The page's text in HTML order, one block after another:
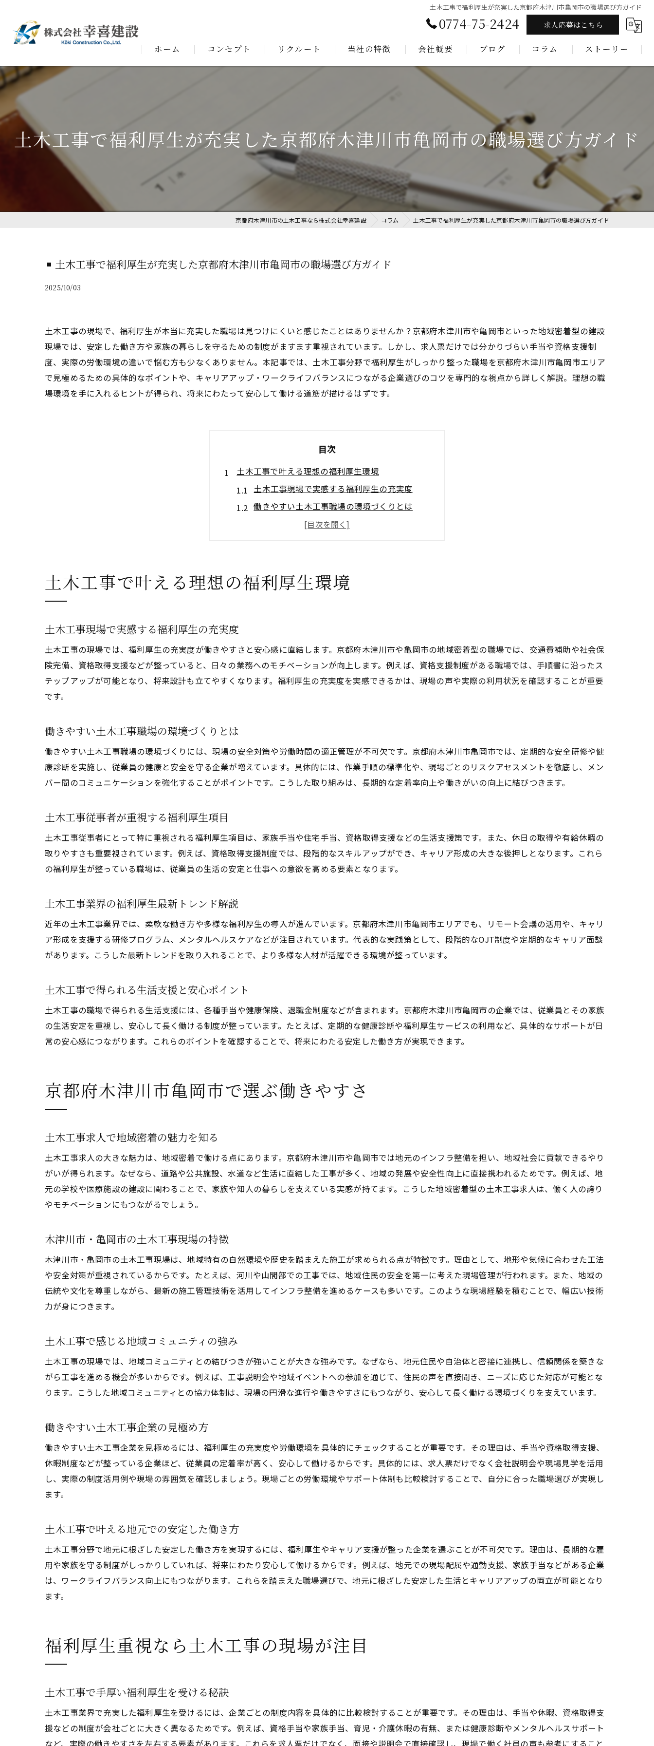
土木工事で福利厚生が充実した京都府木津川市亀岡市の職場選び方ガイド
0774-75-2424 求人応募はこちら
ホーム コンセプト リクルート 当社の特徴
外構工事
会社概要 ブログ コラム ストーリー
土木工事で福利厚生が充実した京都府木津川市亀岡市の職場選び方ガイド
京都府木津川市の土木工事なら株式会社幸喜建設 コラム 土木工事で福利厚生が充実した京都府木津川市亀岡市の職場選び方ガイド
土木工事で福利厚生が充実した京都府木津川市亀岡市の職場選び方ガイド
2025/10/03
土木工事の現場で、福利厚生が本当に充実した職場は見つけにくいと感じたことはありませんか？京都府木津川市や亀岡市といった地域密着型の建設
現場では、安定した働き方や家族の暮らしを守るための制度がますます重視されています。しかし、求人票だけでは分かりづらい手当や資格支援制
度、実際の労働環境の違いで悩む方も少なくありません。本記事では、土木工事分野で福利厚生がしっかり整った職場を京都府木津川市亀岡市エリア
で見極めるための具体的なポイントや、キャリアアップ・ワークライフバランスにつながる企業選びのコツを専門的な視点から詳しく解説。理想の職
場環境を手に入れるヒントが得られ、将来にわたって安心して働ける道筋が描けるはずです。
目次
土木工事で叶える理想の福利厚生環境
土木工事現場で実感する福利厚生の充実度
働きやすい土木工事職場の環境づくりとは
土木工事従事者が重視する福利厚生項目
京都府木津川市亀岡市で選ぶ働きやすさ
土木工事求人で地域密着の魅力を知る
働きやすい土木工事企業の見極め方
土木工事で叶える地元での安定した働き方
福利厚生重視なら土木工事の現場が注目
土木工事求人で見るべき福利厚生の違い
土木工事分野の福利厚生充実企業の特徴
キャリアアップを支える土木工事の魅力
土木工事業界でキャリアアップを目指すコツ
施工管理技士が選ぶ土木工事職場の魅力
土木工事職で評価される経験と資格の活かし方
家族手当や休暇制度が整う土木工事現場
土木工事で支えられる家庭と仕事の両立
福利厚生が家族にも影響する土木工事企業
転勤なしで長く働ける土木工事の探し方
土木工事求人で転勤なしを見極める方法
地域密着型の土木工事職場のメリットとは
転勤なし土木工事職場の人気理由を解説
土木工事で叶える理想の福利厚生環境
土木工事現場で実感する福利厚生の充実度
土木工事の現場では、福利厚生の充実度が働きやすさと安心感に直結します。京都府木津川市や亀岡市の地域密着型の職場では、交通費補助や社会保
険完備、資格取得支援などが整っていると、日々の業務へのモチベーションが向上します。例えば、資格支援制度がある職場では、手順書に沿ったス
テップアップが可能となり、将来設計も立てやすくなります。福利厚生の充実度を実感できるかは、現場の声や実際の利用状況を確認することが重要
です。
働きやすい土木工事職場の環境づくりとは
働きやすい土木工事職場の環境づくりには、現場の安全対策や労働時間の適正管理が不可欠です。京都府木津川市亀岡市では、定期的な安全研修や健
康診断を実施し、従業員の健康と安全を守る企業が増えています。具体的には、作業手順の標準化や、現場ごとのリスクアセスメントを徹底し、メン
バー間のコミュニケーションを強化することがポイントです。こうした取り組みは、長期的な定着率向上や働きがいの向上に結びつきます。
土木工事従事者が重視する福利厚生項目
土木工事従事者にとって特に重視される福利厚生項目は、家族手当や住宅手当、資格取得支援などの生活支援策です。また、休日の取得や有給休暇の
取りやすさも重要視されています。例えば、資格取得支援制度では、段階的なスキルアップができ、キャリア形成の大きな後押しとなります。これら
の福利厚生が整っている職場は、従業員の生活の安定と仕事への意欲を高める要素となります。
土木工事業界の福利厚生最新トレンド解説
近年の土木工事業界では、柔軟な働き方や多様な福利厚生の導入が進んでいます。京都府木津川市亀岡市エリアでも、リモート会議の活用や、キャリ
ア形成を支援する研修プログラム、メンタルヘルスケアなどが注目されています。代表的な実践策として、段階的なOJT制度や定期的なキャリア面談
があります。こうした最新トレンドを取り入れることで、より多様な人材が活躍できる環境が整っています。
土木工事で得られる生活支援と安心ポイント
土木工事の職場で得られる生活支援には、各種手当や健康保険、退職金制度などが含まれます。京都府木津川市亀岡市の企業では、従業員とその家族
の生活安定を重視し、安心して長く働ける制度が整っています。たとえば、定期的な健康診断や福利厚生サービスの利用など、具体的なサポートが日
常の安心感につながります。これらのポイントを確認することで、将来にわたる安定した働き方が実現できます。
京都府木津川市亀岡市で選ぶ働きやすさ
土木工事求人で地域密着の魅力を知る
土木工事求人の大きな魅力は、地域密着で働ける点にあります。京都府木津川市や亀岡市では地元のインフラ整備を担い、地域社会に貢献できるやり
がいが得られます。なぜなら、道路や公共施設、水道など生活に直結した工事が多く、地域の発展や安全性向上に直接携われるためです。例えば、地
元の学校や医療施設の建設に関わることで、家族や知人の暮らしを支えている実感が持てます。こうした地域密着型の土木工事求人は、働く人の誇り
やモチベーションにもつながるでしょう。
木津川市・亀岡市の土木工事現場の特徴
木津川市・亀岡市の土木工事現場は、地域特有の自然環境や歴史を踏まえた施工が求められる点が特徴です。理由として、地形や気候に合わせた工法
や安全対策が重視されているからです。たとえば、河川や山間部での工事では、地域住民の安全を第一に考えた現場管理が行われます。また、地域の
伝統や文化を尊重しながら、最新の施工管理技術を活用してインフラ整備を進めるケースも多いです。このような現場経験を積むことで、幅広い技術
力が身につきます。
土木工事で感じる地域コミュニティの強み
土木工事の現場では、地域コミュニティとの結びつきが強いことが大きな強みです。なぜなら、地元住民や自治体と密接に連携し、信頼関係を築きな
がら工事を進める機会が多いからです。例えば、工事説明会や地域イベントへの参加を通じて、住民の声を直接聞き、ニーズに応じた対応が可能とな
ります。こうした地域コミュニティとの協力体制は、現場の円滑な進行や働きやすさにもつながり、安心して長く働ける環境づくりを支えています。
働きやすい土木工事企業の見極め方
働きやすい土木工事企業を見極めるには、福利厚生の充実度や労働環境を具体的にチェックすることが重要です。その理由は、手当や資格取得支援、
休暇制度などが整っている企業ほど、従業員の定着率が高く、安心して働けるからです。具体的には、求人票だけでなく会社説明会や現場見学を活用
し、実際の制度活用例や現場の雰囲気を確認しましょう。現場ごとの労働環境やサポート体制も比較検討することで、自分に合った職場選びが実現し
ます。
土木工事で叶える地元での安定した働き方
土木工事分野で地元に根ざした安定した働き方を実現するには、福利厚生やキャリア支援が整った企業を選ぶことが不可欠です。理由は、長期的な雇
用や家族を守る制度がしっかりしていれば、将来にわたり安心して働けるからです。例えば、地元での現場配属や通勤支援、家族手当などがある企業
は、ワークライフバランス向上にもつながります。これらを踏まえた職場選びで、地元に根ざした安定した生活とキャリアアップの両立が可能となり
ます。
福利厚生重視なら土木工事の現場が注目
土木工事で手厚い福利厚生を受ける秘訣
土木工事業界で充実した福利厚生を受けるには、企業ごとの制度内容を具体的に比較検討することが重要です。その理由は、手当や休暇、資格取得支
援などの制度が会社ごとに大きく異なるためです。例えば、資格手当や家族手当、育児・介護休暇の有無、または健康診断やメンタルヘルスサポート
など、実際の働きやすさを左右する要素があります。これらを求人票だけでなく、面接や説明会で直接確認し、現場で働く社員の声も参考にすること